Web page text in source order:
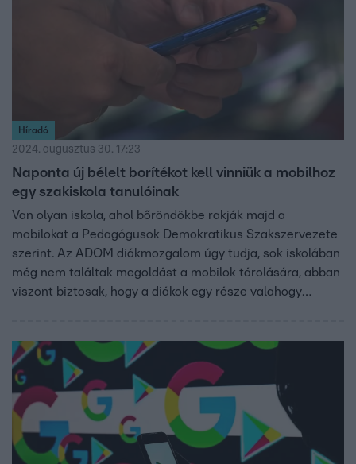
Híradó
2024. augusztus 30. 17:23
Naponta új bélelt borítékot kell vinniük a mobilhoz
egy szakiskola tanulóinak
Van olyan iskola, ahol bőröndökbe rakják majd a
mobilokat a Pedagógusok Demokratikus Szakszervezete
szerint. Az ADOM diákmozgalom úgy tudja, sok iskolában
még nem találtak megoldást a mobilok tárolására, abban
viszont biztosak, hogy a diákok egy része valahogy